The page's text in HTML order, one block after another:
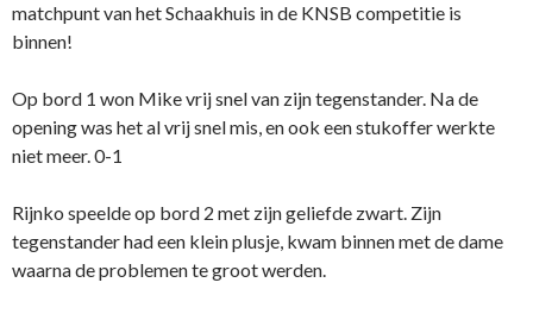
matchpunt van het Schaakhuis in de KNSB competitie is
binnen!
Op bord 1 won Mike vrij snel van zijn tegenstander. Na de
opening was het al vrij snel mis, en ook een stukoffer werkte
niet meer. 0-1
Rijnko speelde op bord 2 met zijn geliefde zwart. Zijn
tegenstander had een klein plusje, kwam binnen met de dame
waarna de problemen te groot werden.